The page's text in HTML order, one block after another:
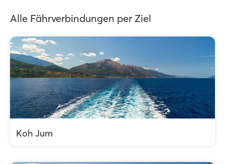
Alle Fährverbindungen per Ziel
Koh Jum